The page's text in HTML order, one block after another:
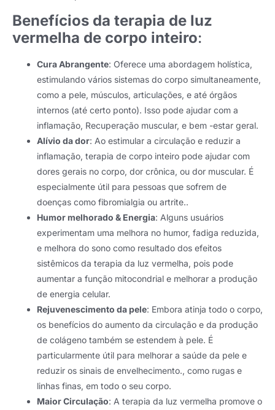
Benefícios da terapia de luz
vermelha de corpo inteiro:
Cura Abrangente: Oferece uma abordagem holística,
estimulando vários sistemas do corpo simultaneamente,
como a pele, músculos, articulações, e até órgãos
internos (até certo ponto). Isso pode ajudar com a
inflamação, Recuperação muscular, e bem -estar geral.
Alívio da dor: Ao estimular a circulação e reduzir a
inflamação, terapia de corpo inteiro pode ajudar com
dores gerais no corpo, dor crônica, ou dor muscular. É
especialmente útil para pessoas que sofrem de
doenças como fibromialgia ou artrite..
Humor melhorado & Energia: Alguns usuários
experimentam uma melhora no humor, fadiga reduzida,
e melhora do sono como resultado dos efeitos
sistêmicos da terapia da luz vermelha, pois pode
aumentar a função mitocondrial e melhorar a produção
de energia celular.
Rejuvenescimento da pele: Embora atinja todo o corpo,
os benefícios do aumento da circulação e da produção
de colágeno também se estendem à pele. É
particularmente útil para melhorar a saúde da pele e
reduzir os sinais de envelhecimento., como rugas e
linhas finas, em todo o seu corpo.
Maior Circulação: A terapia da luz vermelha promove o